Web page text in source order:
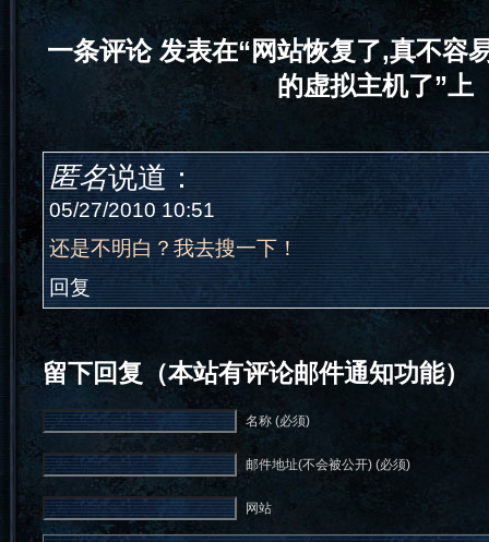
一条评论 发表在“网站恢复了,真不容
的虚拟主机了”上
匿名说道：
05/27/2010 10:51
还是不明白？我去搜一下！
回复
留下回复（本站有评论邮件通知功能）
名称 (必须)
邮件地址(不会被公开) (必须)
网站